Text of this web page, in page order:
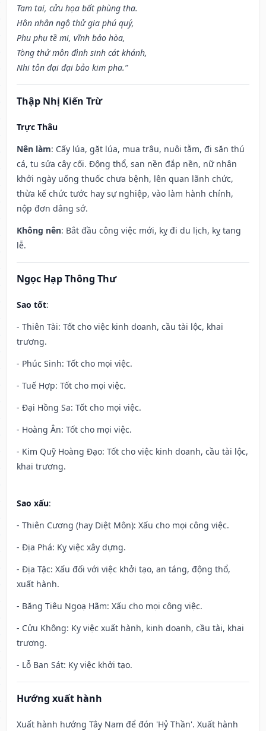
Tam tai, cửu họa bất phùng tha.
Hôn nhân ngộ thử gia phú quý,
Phu phụ tề mi, vĩnh bảo hòa,
Tòng thử môn đình sinh cát khánh,
Nhi tôn đại đại bảo kim pha.”
Thập Nhị Kiến Trừ
Trực Thâu
Nên làm: Cấy lúa, gặt lúa, mua trâu, nuôi tằm, đi săn thú
cá, tu sửa cây cối. Động thổ, san nền đắp nền, nữ nhân
khởi ngày uống thuốc chưa bệnh, lên quan lãnh chức,
thừa kế chức tước hay sự nghiệp, vào làm hành chính,
nộp đơn dâng sớ.
Không nên: Bắt đầu công việc mới, kỵ đi du lịch, kỵ tang
lễ.
Ngọc Hạp Thông Thư
Sao tốt:
- Thiên Tài: Tốt cho việc kinh doanh, cầu tài lộc, khai
trương.
- Phúc Sinh: Tốt cho mọi việc.
- Tuế Hợp: Tốt cho mọi việc.
- Đại Hồng Sa: Tốt cho mọi việc.
- Hoàng Ân: Tốt cho mọi việc.
- Kim Quỹ Hoàng Đạo: Tốt cho việc kinh doanh, cầu tài lộc,
khai trương.
Sao xấu:
- Thiên Cương (hay Diệt Môn): Xấu cho mọi công việc.
- Địa Phá: Kỵ việc xây dựng.
- Địa Tặc: Xấu đối với việc khởi tạo, an táng, động thổ,
xuất hành.
- Băng Tiêu Ngoạ Hãm: Xấu cho mọi công việc.
- Cửu Không: Kỵ việc xuất hành, kinh doanh, cầu tài, khai
trương.
- Lỗ Ban Sát: Kỵ việc khởi tạo.
Hướng xuất hành
Xuất hành hướng Tây Nam để đón 'Hỷ Thần'. Xuất hành